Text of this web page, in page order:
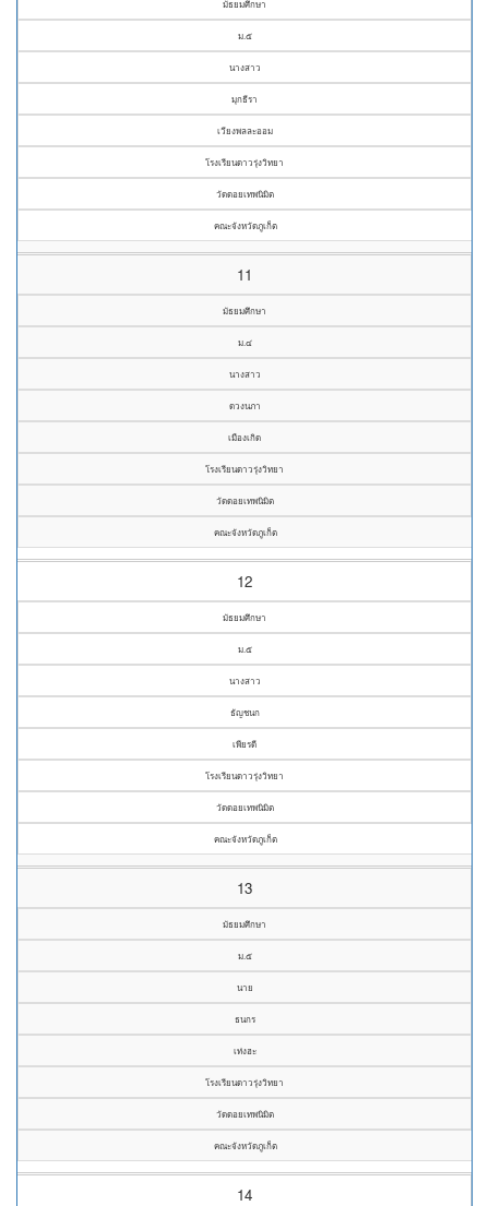
มัธยมศึกษา
ม.๕
นางสาว
มุกธีรา
เวียงพลละออม
โรงเรียนดาวรุ่งวิทยา
วัดดอยเทพนิมิต
คณะจังหวัดภูเก็ต
11
มัธยมศึกษา
ม.๔
นางสาว
ดวงนภา
เมืองเกิด
โรงเรียนดาวรุ่งวิทยา
วัดดอยเทพนิมิต
คณะจังหวัดภูเก็ต
12
มัธยมศึกษา
ม.๕
นางสาว
ธัญชนก
เพียรดี
โรงเรียนดาวรุ่งวิทยา
วัดดอยเทพนิมิต
คณะจังหวัดภูเก็ต
13
มัธยมศึกษา
ม.๕
นาย
ธนกร
เท่งฮะ
โรงเรียนดาวรุ่งวิทยา
วัดดอยเทพนิมิต
คณะจังหวัดภูเก็ต
14